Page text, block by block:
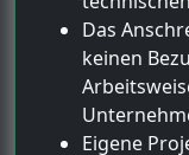
Das
keinen
Eigene